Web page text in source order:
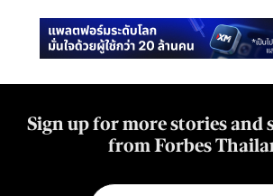
Sign up for more stories and
from Forbes